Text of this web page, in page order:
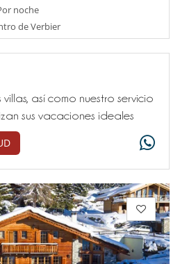
noche
de Verbier
así como nuestro servicio
sus vacaciones ideales